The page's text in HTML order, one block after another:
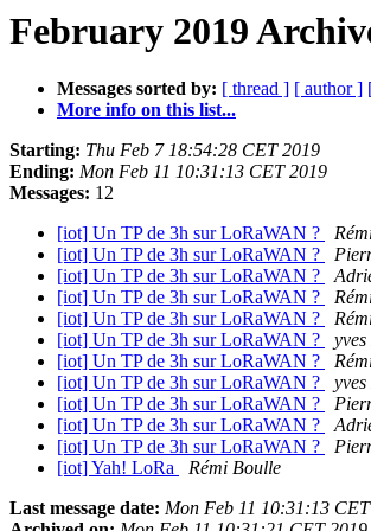
February 2019
Messages sorted by: [ thread ] [ author ]
More info on this list...
Starting: Thu Feb 7 18:54:28 CET 2019
Ending: Mon Feb 11 10:31:13 CET 2019
Messages: 12
[iot] Un TP de 3h sur LoRaWAN ?
[iot] Un TP de 3h sur LoRaWAN ?
[iot] Un TP de 3h sur LoRaWAN ?
[iot] Un TP de 3h sur LoRaWAN ?
[iot] Un TP de 3h sur LoRaWAN ?
[iot] Un TP de 3h sur LoRaWAN ?
[iot] Un TP de 3h sur LoRaWAN ?
[iot] Un TP de 3h sur LoRaWAN ?
[iot] Un TP de 3h sur LoRaWAN ?
[iot] Un TP de 3h sur LoRaWAN ?
[iot] Un TP de 3h sur LoRaWAN ?
[iot] Yah! LoRa
Rémi Boulle
Last message date: Mon Feb 11 10:31:13